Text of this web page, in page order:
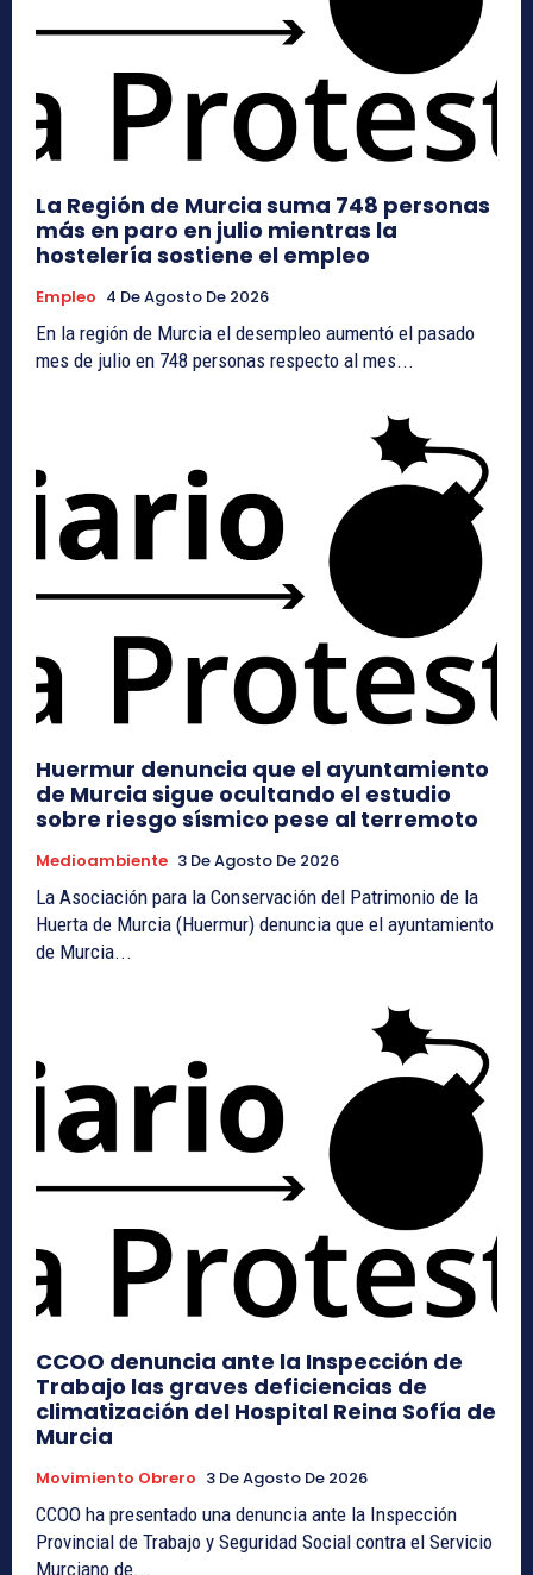
La Región de Murcia suma 748 personas
más en paro en julio mientras la
hostelería sostiene el empleo
Empleo 4 De Agosto De 2026
En la región de Murcia el desempleo aumentó el pasado
mes de julio en 748 personas respecto al mes...
Huermur denuncia que el ayuntamiento
de Murcia sigue ocultando el estudio
sobre riesgo sísmico pese al terremoto
Medioambiente 3 De Agosto De 2026
La Asociación para la Conservación del Patrimonio de la
Huerta de Murcia (Huermur) denuncia que el ayuntamiento
de Murcia...
CCOO denuncia ante la Inspección de
Trabajo las graves deficiencias de
climatización del Hospital Reina Sofía de
Murcia
Movimiento Obrero 3 De Agosto De 2026
CCOO ha presentado una denuncia ante la Inspección
Provincial de Trabajo y Seguridad Social contra el Servicio
Murciano de...